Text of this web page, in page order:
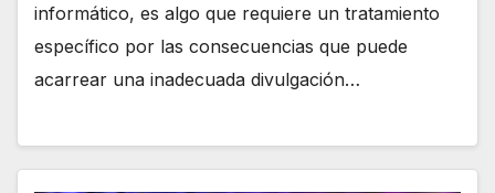
informático, es algo que requiere un tratamiento
específico por las consecuencias que puede
acarrear una inadecuada divulgación…